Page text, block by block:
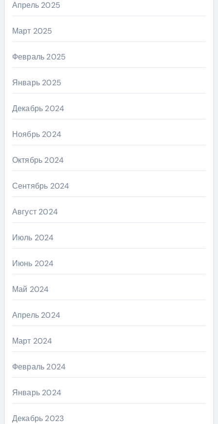
Апрель 2025
Март 2025
Февраль 2025
Январь 2025
Декабрь 2024
Ноябрь 2024
Октябрь 2024
Сентябрь 2024
Август 2024
Июль 2024
Июнь 2024
Май 2024
Апрель 2024
Март 2024
Февраль 2024
Январь 2024
Декабрь 2023